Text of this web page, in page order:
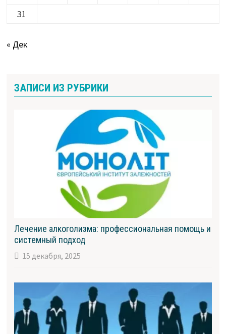
31
« Дек
ЗАПИСИ ИЗ РУБРИКИ
Лечение алкоголизма: профессиональная помощь и
системный подход
15 декабря, 2025